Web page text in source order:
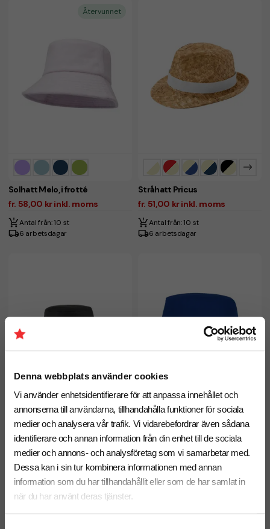
Denna webbplats använder cookies
Vi använder enhetsidentifierare för att anpassa innehållet och
annonserna till användarna, tillhandahålla funktioner för sociala
medier och analysera vår trafik. Vi vidarebefordrar även sådana
identifierare och annan information från din enhet till de sociala
medier och annons- och analysföretag som vi samarbetar med.
Dessa kan i sin tur kombinera informationen med annan
information som du har tillhandahållit eller som de har samlat in
när du har använt deras tjänster.
Återvunnet
Solhatt Melo, i frotté
fr. 58,00 kr inkl. moms
Antal från: 10 st
6 arbetsdagar
Stråhatt Pricus
fr. 51,00 kr inkl. moms
Antal från: 10 st
6 arbetsdagar
Buckethatt VINGA Baltimore
fr. 100,00 kr inkl. moms
Antal från: 10 st
Solhatt Solaris
fr. 29,00 kr inkl. moms
Antal från: 25 st